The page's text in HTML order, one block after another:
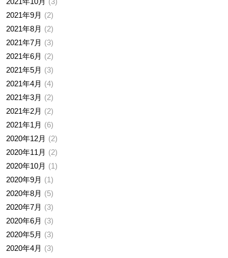
2021年9月
2
2021年8月
2
2021年7月
3
2021年6月
2
2021年5月
3
2021年4月
4
2021年3月
2
2021年2月
2
2021年1月
6
2020年12月
2
2020年11月
2
2020年10月
1
2020年9月
1
2020年8月
5
2020年7月
3
2020年6月
3
2020年5月
3
2020年4月
3